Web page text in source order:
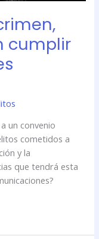
cumplir
un convenio
cometidos a
y la
que tendrá esta